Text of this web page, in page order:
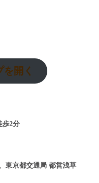
を開く
歩2分
東京都交通局 都営浅草